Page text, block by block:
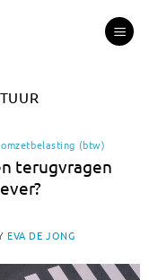
,omzetbelasting (btw)
terugvragen
EVA DE JONG